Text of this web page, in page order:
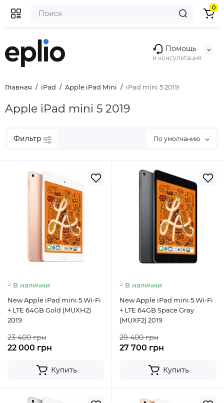
Помощь
и консультация
0
Главная iPad Apple iPad Mini iPad mini 5 2019
Apple iPad mini 5 2019
Фильтр По умолчанию
В наличии
New Apple iPad mini 5 Wi-Fi
+ LTE 64GB Gold (MUXH2)
2019
23 400 грн
22 000 грн
Купить
В наличии
New Apple iPad mini 5 Wi-Fi
+ LTE 64GB Space Gray
(MUXF2) 2019
29 400 грн
27 700 грн
Купить